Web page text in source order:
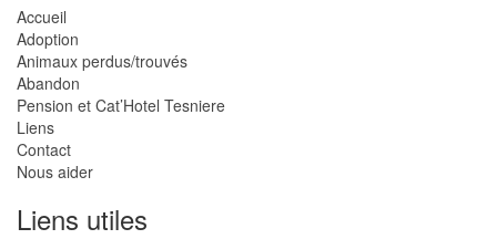
Accueil
Adoption
Animaux perdus/trouvés
Abandon
Pension et Cat’Hotel Tesniere
Liens
Contact
Nous aider
Liens utiles